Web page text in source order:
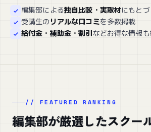
編集部による独自比較・実取材にもと
受講生の リアルな口コミを多数掲載
給付金・補助金・割引などお得な情報
// FEATURED RANKING
編集部が厳選したスクー